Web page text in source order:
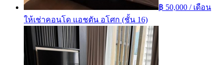
฿ 50,000 / เดือน
ให้เช่าคอนโด แอชตัน อโศก (ชั้น 16)